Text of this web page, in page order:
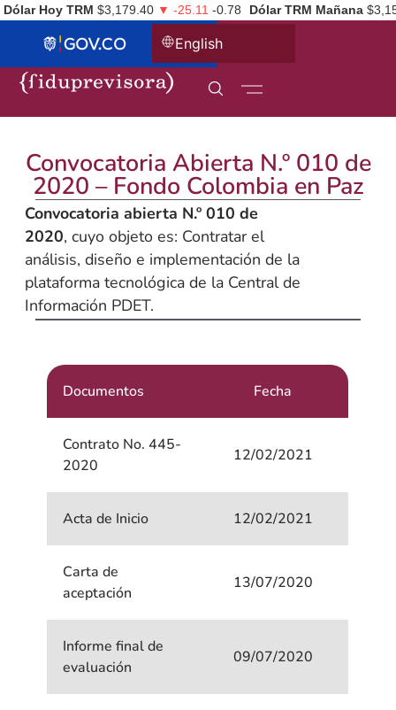
Dólar Hoy TRM $3,179.40 ▼ -25.11 -0.78 Dólar TRM Mañana
English
Convocatoria Abierta N.º 010 de
2020 – Fondo Colombia en Paz
Convocatoria abierta N.º 010 de
2020, cuyo objeto es: Contratar el
análisis, diseño e implementación de la
plataforma tecnológica de la Central de
Información PDET.
Documentos Fecha
Contrato No. 445-
2020
12/02/2021
Acta de Inicio 12/02/2021
Carta de
aceptación
13/07/2020
Informe final de
evaluación
09/07/2020